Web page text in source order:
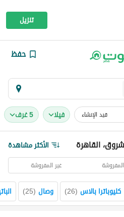
تنزيل
حفظ
قيد الإنشاء فیلا 5 غرف
الأكثر مشاهدة
المفروشة غير المفروشة
كليوباترا بالاس (
26
) وصال (
25
)